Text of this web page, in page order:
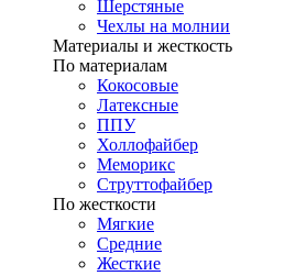
Шерстяные
Чехлы на молнии
Материалы и жесткость
По материалам
Кокосовые
Латексные
ППУ
Холлофайбер
Меморикс
Струттофайбер
По жесткости
Мягкие
Средние
Жесткие